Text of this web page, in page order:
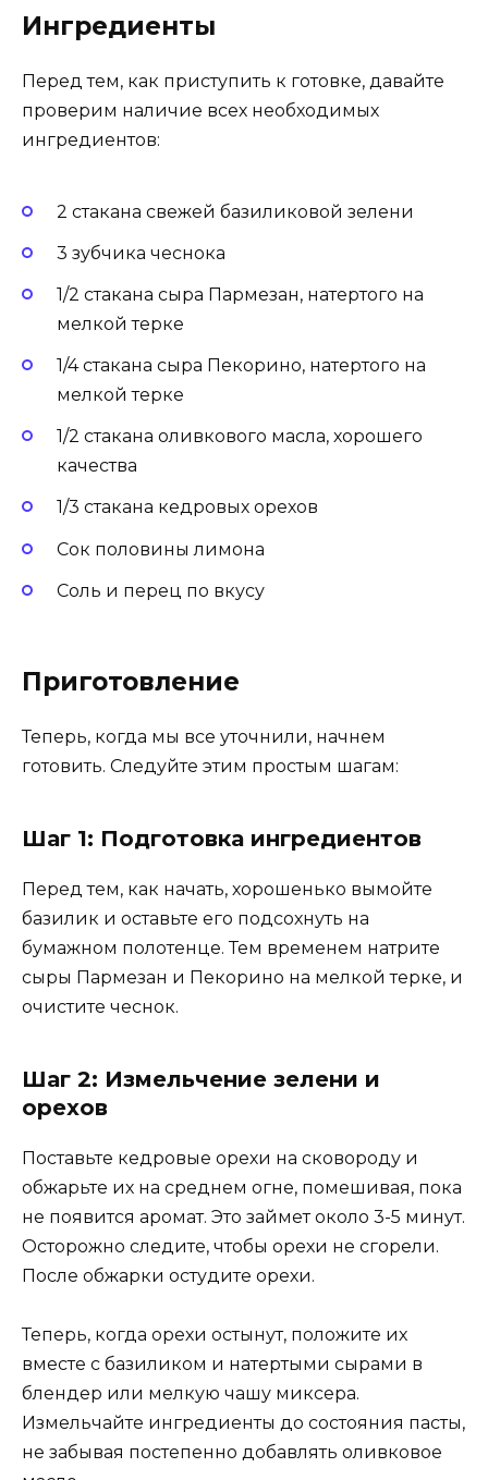
Ингредиенты
Перед тем, как приступить к готовке, давайте
проверим наличие всех необходимых
ингредиентов:
2 стакана свежей базиликовой зелени
3 зубчика чеснока
1/2 стакана сыра Пармезан, натертого на
мелкой терке
1/4 стакана сыра Пекорино, натертого на
мелкой терке
1/2 стакана оливкового масла, хорошего
качества
1/3 стакана кедровых орехов
Сок половины лимона
Соль и перец по вкусу
Приготовление
Теперь, когда мы все уточнили, начнем
готовить. Следуйте этим простым шагам:
Шаг 1: Подготовка ингредиентов
Перед тем, как начать, хорошенько вымойте
базилик и оставьте его подсохнуть на
бумажном полотенце. Тем временем натрите
сыры Пармезан и Пекорино на мелкой терке, и
очистите чеснок.
Шаг 2: Измельчение зелени и
орехов
Поставьте кедровые орехи на сковороду и
обжарьте их на среднем огне, помешивая, пока
не появится аромат. Это займет около 3-5 минут.
Осторожно следите, чтобы орехи не сгорели.
После обжарки остудите орехи.
Теперь, когда орехи остынут, положите их
вместе с базиликом и натертыми сырами в
блендер или мелкую чашу миксера.
Измельчайте ингредиенты до состояния пасты,
не забывая постепенно добавлять оливковое